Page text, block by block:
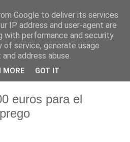
euros para el
Google to deliver its services
IP address and user-agent are
with performance and security
service, generate usage
address abuse.
MORE GOT IT